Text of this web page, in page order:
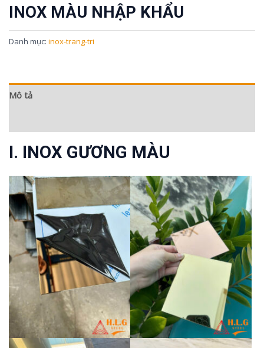
INOX MÀU NHẬP KHẨU
Danh mục: inox-trang-tri
Mô tả
I. INOX GƯƠNG MÀU